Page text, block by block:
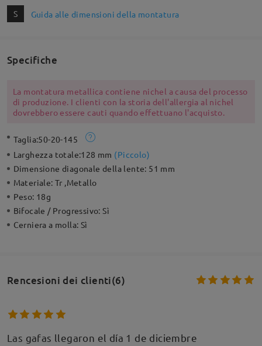
S Guida alle dimensioni della montatura
Specifiche
La montatura metallica contiene nichel a causa del processo
di produzione. I clienti con la storia dell'allergia al nichel
dovrebbero essere cauti quando effettuano l'acquisto.
Taglia:50-20-145
Larghezza totale:128 mm (Piccolo)
Dimensione diagonale della lente: 51 mm
Materiale:Tr ,Metallo
Peso: 18g
Bifocale / Progressivo:Sì
Cerniera a molla: Sì
Rencesioni dei clienti(6)
Las gafas llegaron el día 1 de diciembre